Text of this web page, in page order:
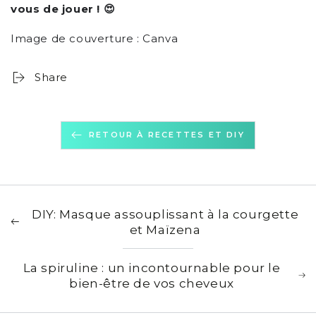
vous de jouer ! 😍
Image de couverture : Canva
Share
RETOUR À RECETTES ET DIY
DIY: Masque assouplissant à la courgette
et Maïzena
La spiruline : un incontournable pour le
bien-être de vos cheveux